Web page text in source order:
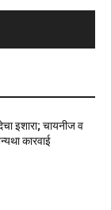
इशारा; चायनीज व
कारवाई